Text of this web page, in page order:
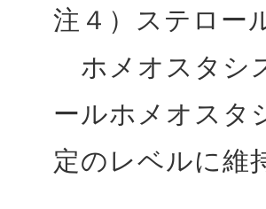
注４）ステロー
ホメオスタシ
ールホメオスタ
定のレベルに維